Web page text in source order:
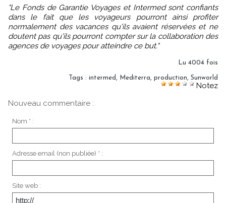
"Le Fonds de Garantie Voyages et Intermed sont confiants
dans le fait que les voyageurs pourront ainsi profiter
normalement des vacances qu'ils avaient réservées et ne
doutent pas qu'ils pourront compter sur la collaboration des
agences de voyages pour atteindre ce but."
Lu 4004 fois
Tags : intermed, Mediterra, production, Sunworld
Notez
Nouveau commentaire :
Nom * :
Adresse email (non publiée) * :
Site web :